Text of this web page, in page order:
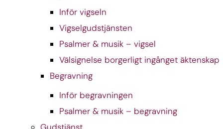
Inför vigseln
Vigselgudstjänsten
Psalmer & musik – vigsel
Välsignelse borgerligt ingånget äktenskap
Begravning
Inför begravningen
Psalmer & musik – begravning